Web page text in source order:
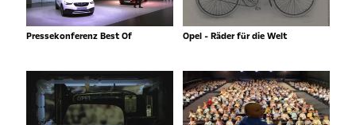
Pressekonferenz Best Of Opel - Räder für die Welt